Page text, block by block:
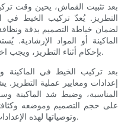
بعد تثبيت القماش، يحين وقت
التطريز. يُعدّ تركيب الخيط في
لضمان خياطة التصميم بدقة
الماكينة أو المواد الإرشادية.
بإحكام أثناء التطريز، ويجب اختيارها بناءً على حجم وشكل التصميم.
بعد تركيب الخيط في
إعدادات ومعايير عملية التطريز.
المناسبة، وضبط شد الماكينة
على حجم التصميم وموضعه
وتوصياتها لهذه الإعدادات لضمان تنفيذ التطريز بشكل صحيح.